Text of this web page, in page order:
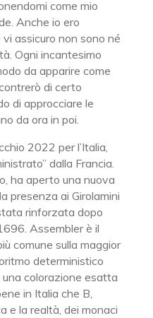
come mio
Anche io ero
assicuro non sono né
Ogni incantesimo
da apparire come
di certo
di approcciare le
da ora in poi.
2022 per l’Italia,
dalla Francia.
ha aperto una nuova
presenza ai Girolamini
rinforzata dopo
Assembler è il
comune sulla maggior
deterministico
colorazione esatta
in Italia che B,
e la realtà, dei monaci